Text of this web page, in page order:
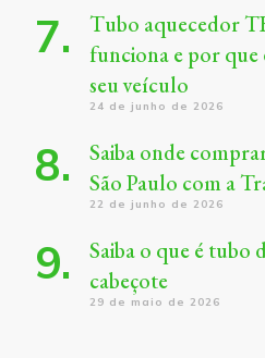
Tubo aquecedor
funciona e por
seu veículo
24 de junho de 2026
Saiba onde
São Paulo com a
22 de junho de 2026
Saiba o que é tubo
cabeçote
29 de maio de 2026